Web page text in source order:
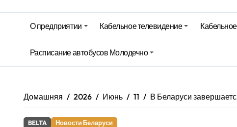
Гороскоп на 6 августа
Молодечно. Новости время местное –
Молодечно. Новости время местное –
О предприятии Кабельное телевидение
Расписание автобусов Молодечно
Домашняя 2026 Июнь 11 В Беларуси
BELTA Новости Беларуси